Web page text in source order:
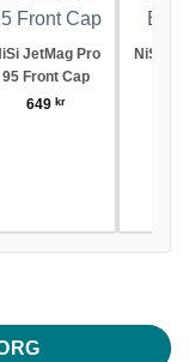
JetMag Pro
95 Front Cap
649 kr
NiSi
Cap) mängd